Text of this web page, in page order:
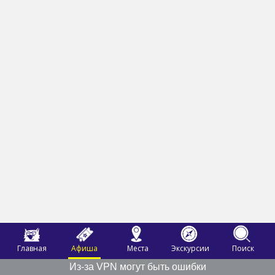
Главная Афиша Места Экскурсии
Поиск
Из-за VPN могут быть ошибки